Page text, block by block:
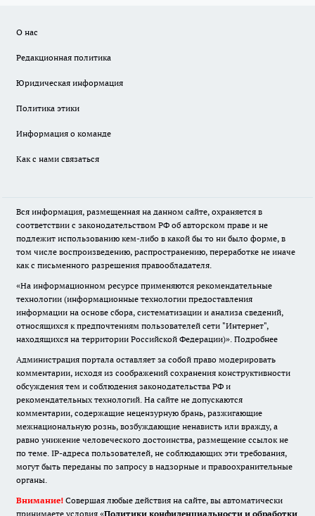
О нас
Редакционная политика
Юридическая информация
Политика этики
Информация о команде
Как с нами связаться
Вся информация, размещенная на данном сайте, охраняется в
соответствии с законодательством РФ об авторском праве и не
подлежит использованию кем-либо в какой бы то ни было форме, в
том числе воспроизведению, распространению, переработке не иначе
как с письменного разрешения правообладателя.
«На информационном ресурсе применяются рекомендательные
технологии (информационные технологии предоставления
информации на основе сбора, систематизации и анализа сведений,
относящихся к предпочтениям пользователей сети "Интернет",
находящихся на территории Российской Федерации)». Подробнее
Администрация портала оставляет за собой право модерировать
комментарии, исходя из соображений сохранения конструктивности
обсуждения тем и соблюдения законодательства РФ и
рекомендательных технологий. На сайте не допускаются
комментарии, содержащие нецензурную брань, разжигающие
межнациональную рознь, возбуждающие ненависть или вражду, а
равно унижение человеческого достоинства, размещение ссылок не
по теме. IP-адреса пользователей, не соблюдающих эти требования,
могут быть переданы по запросу в надзорные и правоохранительные
органы.
Внимание! Совершая любые действия на сайте, вы автоматически
принимаете условия «Политики конфиденциальности и обработки